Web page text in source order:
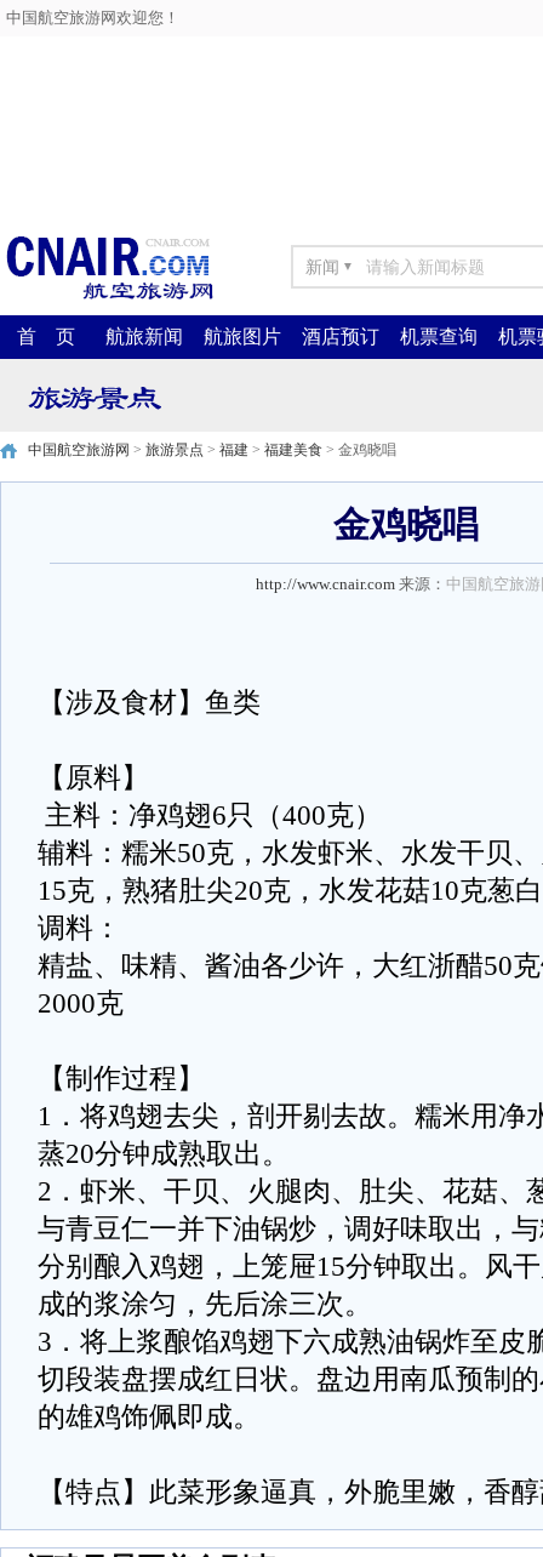
中国航空旅游网欢迎您！
新闻 ▼
首 页 航旅新闻 航旅图片 酒店预订 机票查询 机票
中国航空旅游网 > 旅游景点 > 福建 > 福建美食 > 金鸡晓唱
金鸡晓唱
http://www.cnair.com 来源： 中国航空旅
【涉及食材】鱼类
【原料】
主料：净鸡翅6只（400克）
辅料：糯米50克，水发虾米、水发干贝
15克，熟猪肚尖20克，水发花菇10克葱
调料：
精盐、味精、酱油各少许，大红浙醋50
2000克
【制作过程】
1．将鸡翅去尖，剖开剔去故。糯米用净
蒸20分钟成熟取出。
2．虾米、干贝、火腿肉、肚尖、花菇、
与青豆仁一并下油锅炒，调好味取出，
分别酿入鸡翅，上笼屉15分钟取出。风
成的浆涂匀，先后涂三次。
3．将上浆酿馅鸡翅下六成熟油锅炸至皮
切段装盘摆成红日状。盘边用南瓜预制
的雄鸡饰佩即成。
【特点】此菜形象逼真，外脆里嫩，香